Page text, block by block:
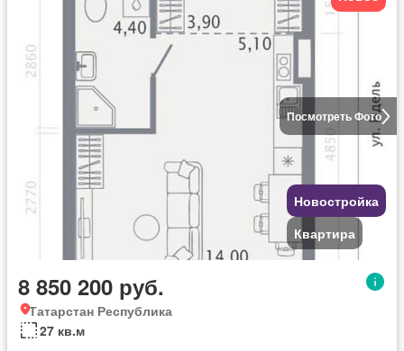
Посмотреть Фото
Новостройка
Квартира
8 850 200 руб.
Татарстан Республика
27 кв.м